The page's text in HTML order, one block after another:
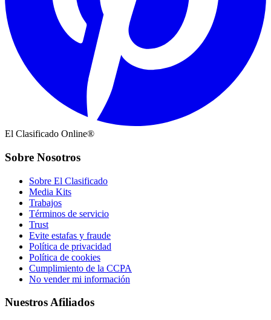
El Clasificado Online®
Sobre Nosotros
Sobre El Clasificado
Media Kits
Trabajos
Términos de servicio
Trust
Evite estafas y fraude
Política de privacidad
Política de cookies
Cumplimiento de la CCPA
No vender mi información
Nuestros Afiliados